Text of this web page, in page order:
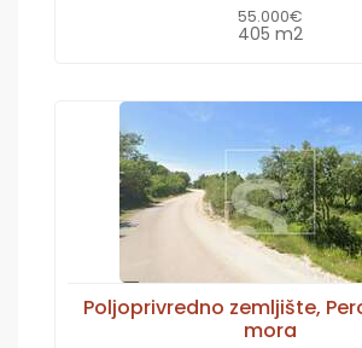
55.000€
405 m2
Poljoprivredno zemljište,
mora